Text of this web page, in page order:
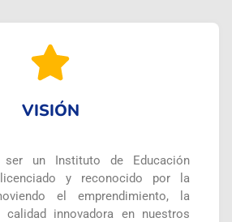
VISIÓN
un Instituto de Educación
y reconocido por la
el emprendimiento, la
innovadora en nuestros